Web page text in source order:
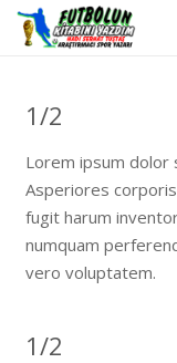
HAKKIMDA
ONLİNE SATIŞ
FUTBOLDA
İLETİŞİM
1/2
Lorem ipsum dolor
Asperiores
fugit harum
numquam
vero voluptatem.
1/2